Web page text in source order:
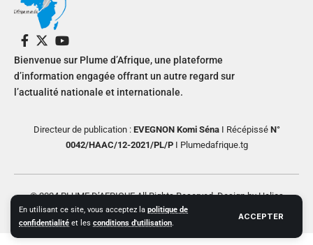
En utilisant ce site, vous acceptez la politique de
confidentialité et les conditions d'utilisation.
ACCEPTER
Bienvenue sur Plume d’Afrique, une plateforme
d’information engagée offrant un autre regard sur
l’actualité nationale et internationale.
Directeur de publication : EVEGNON Komi SénaI RécépisséN°
0042/HAAC/12-2021/PL/PI Plumedafrique.tg
© 2024 PLUME D’AFRIQUE All Rights Reserved. Design by Helios
Creative